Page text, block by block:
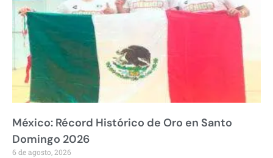
México: Récord Histórico de Oro en Santo
Domingo 2026
6 de agosto, 2026